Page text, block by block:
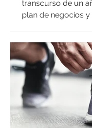
transcurso de un
plan de negocios y